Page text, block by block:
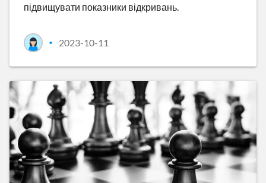
підвищувати показники відкривань.
• 2023-10-11